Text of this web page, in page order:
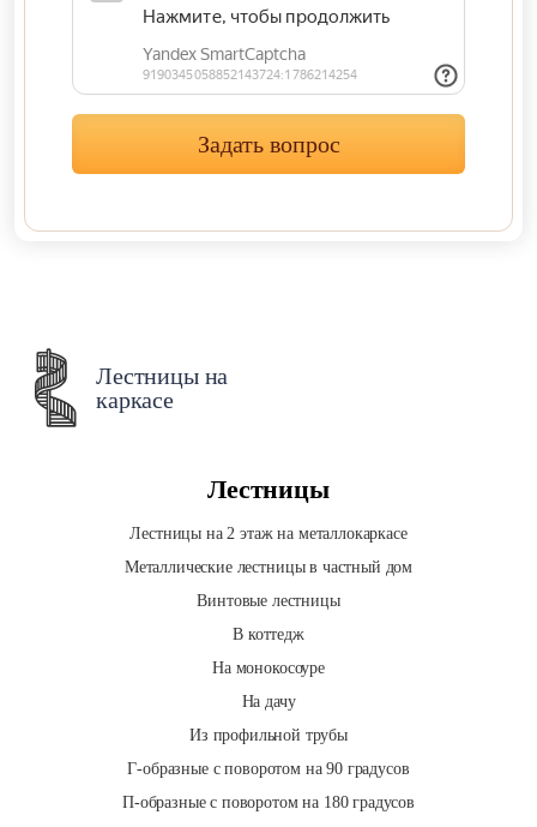
Лестницы на
каркасе
Лестницы
Лестницы на 2 этаж на металлокаркасе
Металлические лестницы в частный дом
Винтовые лестницы
В коттедж
На монокосоуре
На дачу
Из профильной трубы
Г-образные с поворотом на 90 градусов
П-образные с поворотом на 180 градусов